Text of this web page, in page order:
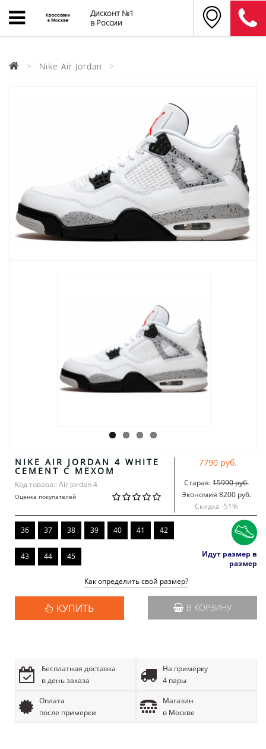
Дисконт №1
в России
Nike Air Jordan
NIKE AIR JORDAN 4 WHITE
CEMENT С МЕХОМ
Код товара:: Air Jordan 4
Оценка покупателей
7790 руб.
Старая:15990 руб.
Экономия 8200 руб.
Скидка -51%
36 37 38 39 40 41 42
43 44 45
Идут размер в
размер
Как определить свой размер?
КУПИТЬ В КОРЗИНУ
Бесплатная доставка
в день заказа
На примерку
4 пары
Оплата
после примерки
Магазин
в Москве